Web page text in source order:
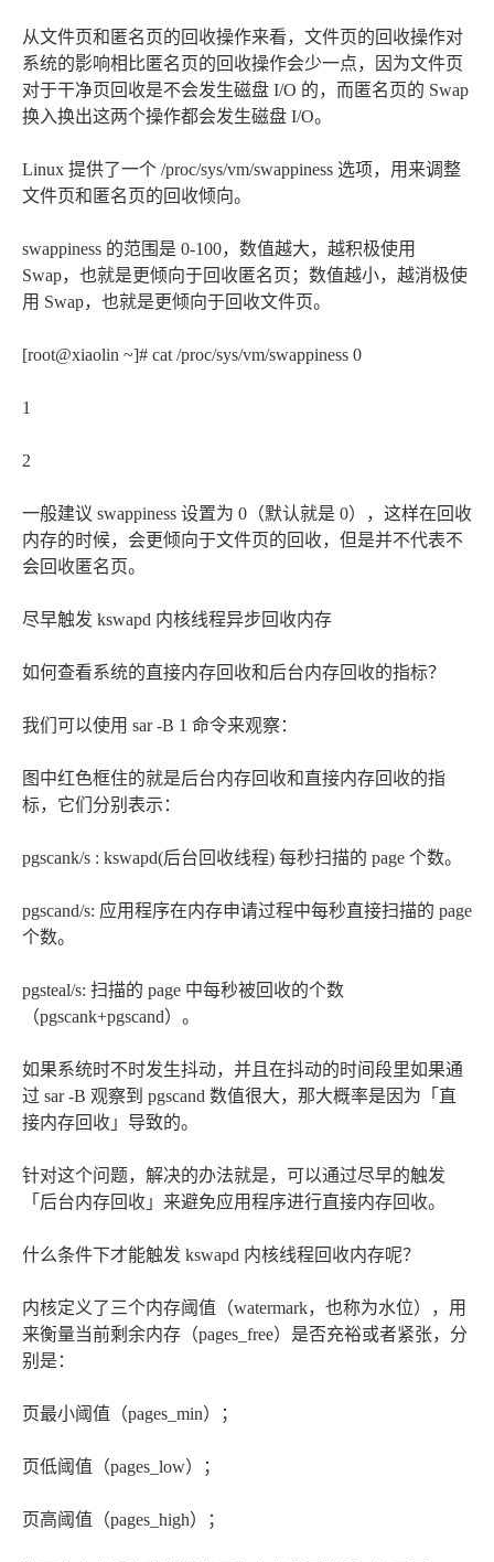
从文件页和匿名页的回收操作来看，文件页的回收操作对
系统的影响相比匿名页的回收操作会少一点，因为文件页
对于干净页回收是不会发生磁盘 I/O 的，而匿名页的 Swap
换入换出这两个操作都会发生磁盘 I/O。
Linux 提供了一个 /proc/sys/vm/swappiness 选项，用来调整
文件页和匿名页的回收倾向。
swappiness 的范围是 0-100，数值越大，越积极使用
Swap，也就是更倾向于回收匿名页；数值越小，越消极使
用 Swap，也就是更倾向于回收文件页。
[root@xiaolin ~]# cat /proc/sys/vm/swappiness 0
1
2
一般建议 swappiness 设置为 0（默认就是 0），这样在回收
内存的时候，会更倾向于文件页的回收，但是并不代表不
会回收匿名页。
尽早触发 kswapd 内核线程异步回收内存
如何查看系统的直接内存回收和后台内存回收的指标？
我们可以使用 sar -B 1 命令来观察：
图中红色框住的就是后台内存回收和直接内存回收的指
标，它们分别表示：
pgscank/s : kswapd(后台回收线程) 每秒扫描的 page 个数。
pgscand/s: 应用程序在内存申请过程中每秒直接扫描的 page
个数。
pgsteal/s: 扫描的 page 中每秒被回收的个数
（pgscank+pgscand）。
如果系统时不时发生抖动，并且在抖动的时间段里如果通
过 sar -B 观察到 pgscand 数值很大，那大概率是因为「直
接内存回收」导致的。
针对这个问题，解决的办法就是，可以通过尽早的触发
「后台内存回收」来避免应用程序进行直接内存回收。
什么条件下才能触发 kswapd 内核线程回收内存呢？
内核定义了三个内存阈值（watermark，也称为水位），用
来衡量当前剩余内存（pages_free）是否充裕或者紧张，分
别是：
页最小阈值（pages_min）；
页低阈值（pages_low）；
页高阈值（pages_high）；